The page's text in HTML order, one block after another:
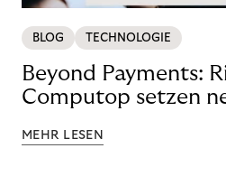
BLOG TECHNOLOGIE
Beyond Payments:
Computop setzen
MEHR LESEN